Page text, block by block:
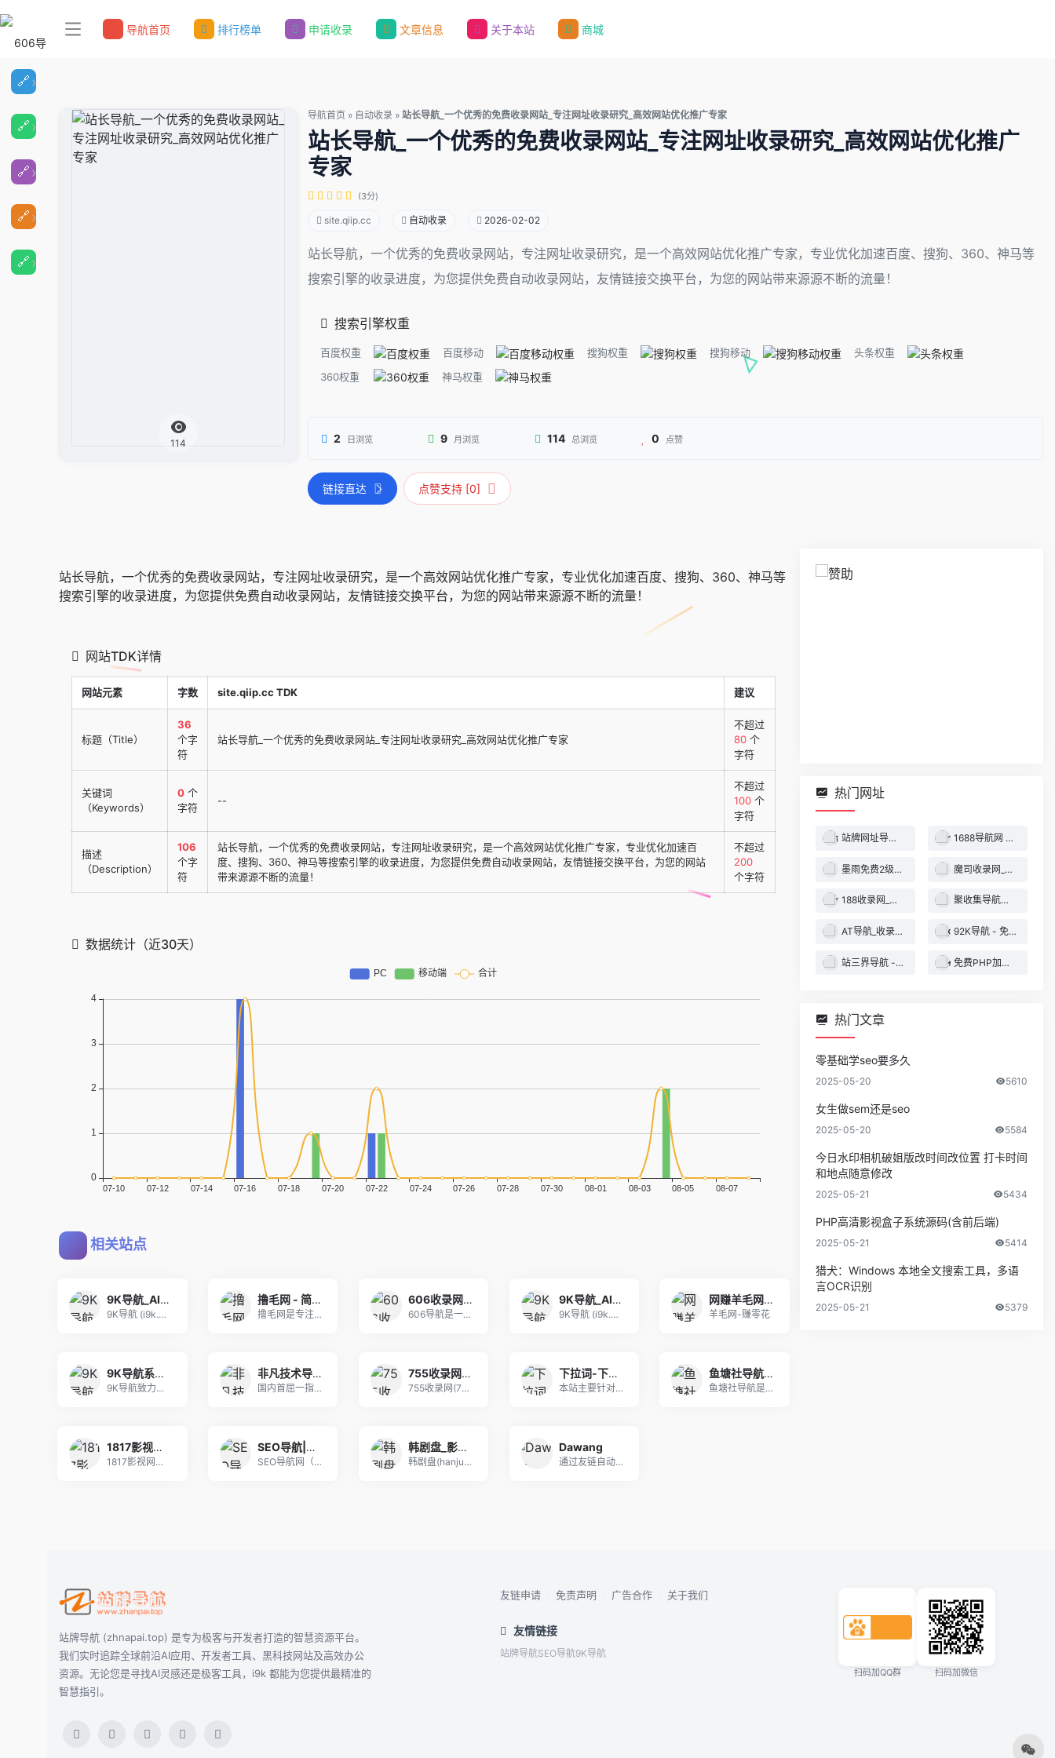
导航首页 排行榜单 申请收录 文章信息 关于本站 商城
114
导航首页 » 自动收录 » 站长导航_一个优秀的免费收录网站_专注网址收录研究_高效网站优化推广专家
站长导航_一个优秀的免费收录网站_专注网址收录研究_高效网站优化推广
专家
(3分)
site.qiip.cc 自动收录 2026-02-02
站长导航，一个优秀的免费收录网站，专注网址收录研究，是一个高效网站优化推广专家，专业优化加速百度、搜狗、360、神马等
搜索引擎的收录进度，为您提供免费自动收录网站，友情链接交换平台，为您的网站带来源源不断的流量！
搜索引擎权重
百度权重 百度移动 搜狗权重 搜狗移动
头条权重
360权重
神马权重
2 日浏览 9 月浏览 114 总浏览 0 点赞
链接直达 点赞支持 [0]
站长导航，一个优秀的免费收录网站，专注网址收录研究，是一个高效网站优化推广专家，专业优化加速百度、搜狗、360、神马等
搜索引擎的收录进度，为您提供免费自动收录网站，友情链接交换平台，为您的网站带来源源不断的流量！
网站TDK详情
网站元素 字数 site.qiip.cc TDK 建议
标题（Title）
36
个字
符
站长导航_一个优秀的免费收录网站_专注网址收录研究_高效网站优化推广专家
不超过
80 个
字符
关键词
（Keywords）
0 个
字符
--
不超过
100 个
字符
描述
（Description）
106
个字
符
站长导航，一个优秀的免费收录网站，专注网址收录研究，是一个高效网站优化推广专家，专业优化加速百
度、搜狗、360、神马等搜索引擎的收录进度，为您提供免费自动收录网站，友情链接交换平台，为您的网站
带来源源不断的流量！
不超过
200
个字符
数据统计（近30天）
相关站点
9K导航_AI工具导航_程序员资源大全_硬核科技网址导航
9K导航 (i9k.cn) 是专为极客与开发者打
撸毛网 - 简单在线薅羊毛导航
撸毛网是专注薅羊毛的导航站，聚合免费福利、线报、
606收录网,免费自动秒收录网址,提供自动收录,网站导航大全源码,自动链,友情链接交换。
606导航是一个精心挑选的优质网址大全,通往精彩
9K导航_AI工具导航_程序员资源大全_硬核科技网址导航
9K导航 (i9k.cn) 是专为极客与开发者打
网赚羊毛网 - 记得保存哦
羊毛网-赚零花
9K导航系统,致力于打造新一代智能上网入口
9K导航致力于打造新一代智能上网入口，每日人工精
非凡技术导航 - 学习技术 从这里开始
国内首屈一指的技术教程活动导航分类平台，站点已累
755收录网_分类目录网_免费网站目录_网站收录_网址提交_免费收录网站
755收录网(755t.cnn)分类目录，免费收
下拉词-下拉框关键词软件-下拉框搜索词-微信百度抖音小红书下拉词怎么上
本站主要针对下拉词进行排名优化，通过对关键词的选
鱼塘社导航-专注互联网影视合集 - 聚合全网互联网影视资源，致力于做到一个网站解决影视问题
鱼塘社导航是一个资源极其丰富的聚合影视导航网站，
1817影视网-热门电影推荐-精彩电视剧和短剧高清大片免费在线观看
1817影视网是一款专为用户提供热门电影、高清电
SEO导航|全站优选导航_精选优质网址大全_站长设计师高效工作入口
SEO导航网（seonav.cn）是一个精选优质
韩剧盘_影视资源网_最新免费电影电视剧无广告在线观看
韩剧盘(hanjupan.cc)提供全网最新韩剧
Dawang
通过友链自动发现并收录
热门网址
站牌网址导航收录网 | 精选网站导航，自动秒收录服务 - 最全网址收录！ 1688导航网 - 技术导航 - 名站网址 - 名站导航 - 免费外链 - 免费收录网站
墨雨免费2级域名 - 二级域名分发服务平台 魔司收录网_分类目录网_免费网站目录_网站收录_网址提交_免费收录网站
188收录网_网站收录-友情链接交换-网址收录-自动秒收录 聚收集导航网 - 海量分类资源一站式导航
AT导航_收录网_免费收录网站_自动收录网_秒收录 92K导航 - 免费自动秒收录网址导航
站三界导航 - 网站目录,网址提交,分类目录,网站大全,名站导航之家 免费PHP加密系统 - PHP代码加密平台
热门文章
零基础学seo要多久
2025-05-20 5610
女生做sem还是seo
2025-05-20 5584
今日水印相机破姐版改时间改位置 打卡时间
和地点随意修改
2025-05-21 5434
PHP高清影视盒子系统源码(含前后端)
2025-05-21 5414
猎犬：Windows 本地全文搜索工具，多语
言OCR识别
2025-05-21 5379
站牌导航 (zhnapai.top) 是专为极客与开发者打造的智慧资源平台。
我们实时追踪全球前沿AI应用、开发者工具、黑科技网站及高效办公
资源。无论您是寻找AI灵感还是极客工具，i9k 都能为您提供最精准的
智慧指引。
友链申请 · 免责声明 · 广告合作 · 关于我们
友情链接
站牌导航SEO导航9K导航
扫码加QQ群 扫码加微信